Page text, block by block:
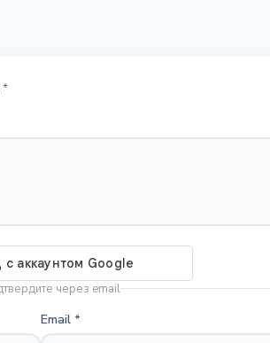
*
через email
Email *